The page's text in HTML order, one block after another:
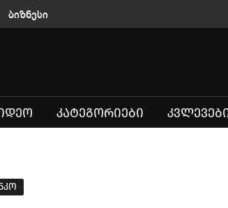
ბიზნესი
ᲙᲐᲢᲔᲒᲝᲠᲘᲔᲑᲘ